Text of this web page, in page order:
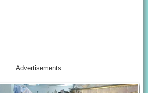
Advertisements